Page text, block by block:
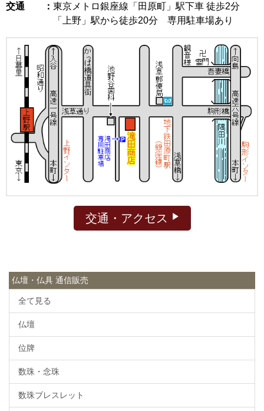
交通 ： 東京メトロ銀座線「田原町」駅下車 徒歩2分
「上野」駅から徒歩20分 専用駐車場あり
交通・アクセス
仏壇・仏具 通信販売
全て見る
仏壇
位牌
数珠・念珠
数珠ブレスレット